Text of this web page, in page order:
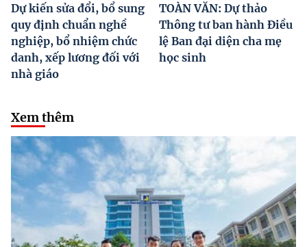
Dự kiến sửa đổi, bổ sung
quy định chuẩn nghề
nghiệp, bổ nhiệm chức
danh, xếp lương đối với
nhà giáo
TOÀN VĂN: Dự thảo
Thông tư ban hành Điều
lệ Ban đại diện cha mẹ
học sinh
Xem thêm